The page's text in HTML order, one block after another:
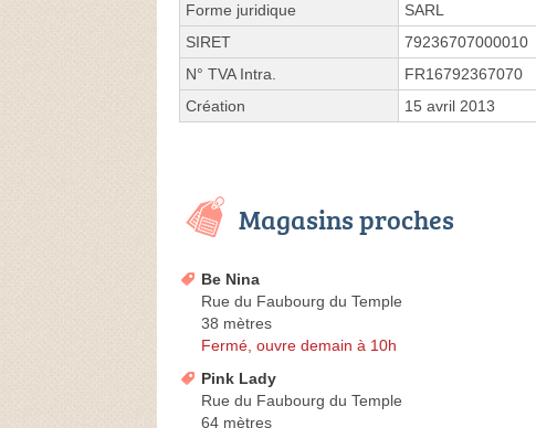
Forme juridique
SARL
SIRET
79236707000010
N° TVA Intra.
FR16792367070
Création
15 avril 2013
Magasins proches
Be Nina
Rue du Faubourg du Temple
38 mètres
Fermé, ouvre demain à 10h
Pink Lady
Rue du Faubourg du Temple
64 mètres